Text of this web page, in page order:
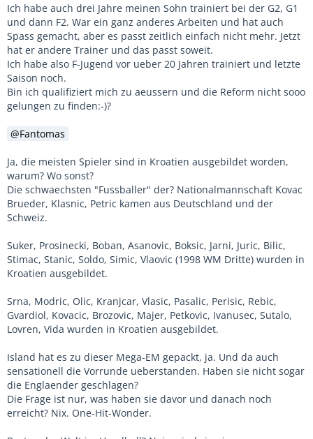
Ich habe auch drei Jahre meinen Sohn trainiert bei der G2, G1
und dann F2. War ein ganz anderes Arbeiten und hat auch
Spass gemacht, aber es passt zeitlich einfach nicht mehr. Jetzt
hat er andere Trainer und das passt soweit.
Ich habe also F-Jugend vor ueber 20 Jahren trainiert und letzte
Saison noch.
Bin ich qualifiziert mich zu aeussern und die Reform nicht sooo
gelungen zu finden:-)?
Fantomas
Ja, die meisten Spieler sind in Kroatien ausgebildet worden,
warum? Wo sonst?
Die schwaechsten "Fussballer" der? Nationalmannschaft Kovac
Brueder, Klasnic, Petric kamen aus Deutschland und der
Schweiz.
Suker, Prosinecki, Boban, Asanovic, Boksic, Jarni, Juric, Bilic,
Stimac, Stanic, Soldo, Simic, Vlaovic (1998 WM Dritte) wurden in
Kroatien ausgebildet.
Srna, Modric, Olic, Kranjcar, Vlasic, Pasalic, Perisic, Rebic,
Gvardiol, Kovacic, Brozovic, Majer, Petkovic, Ivanusec, Sutalo,
Lovren, Vida wurden in Kroatien ausgebildet.
Island hat es zu dieser Mega-EM gepackt, ja. Und da auch
sensationell die Vorrunde ueberstanden. Haben sie nicht sogar
die Englaender geschlagen?
Die Frage ist nur, was haben sie davor und danach noch
erreicht? Nix. One-Hit-Wonder.